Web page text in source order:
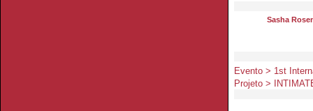
Sasha
Evento > 1st
Projeto >